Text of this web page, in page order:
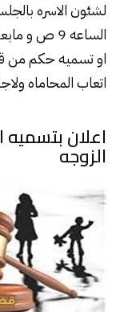
لشئون الاسره
الساعه 9
او تسميه حكم من
اتعاب المحاماه
اعلان
الزوجه